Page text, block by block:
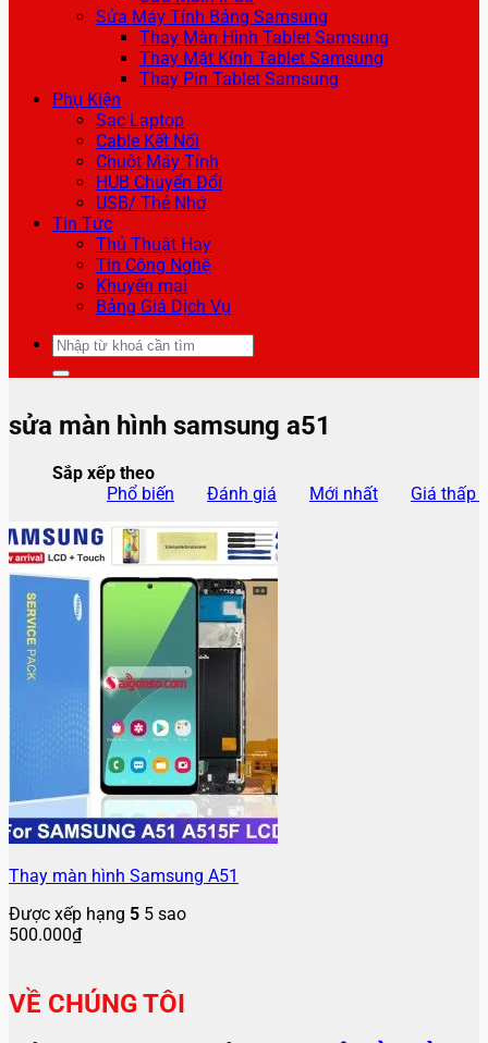
Sửa Máy Tính Bảng Samsung
Thay Màn Hình Tablet Samsung
Thay Mặt Kính Tablet Samsung
Thay Pin Tablet Samsung
Phụ Kiện
Sạc Laptop
Cable Kết Nối
Chuột Máy Tính
HUB Chuyển Đổi
USB/ Thẻ Nhớ
Tin Tức
Thủ Thuật Hay
Tin Công Nghệ
Khuyến mại
Bảng Giá Dịch Vụ
Tìm
kiếm:
sửa màn hình samsung a51
Sắp xếp theo
Phổ biến
Đánh giá Mới nhất Giá thấp
Thay màn hình Samsung A51
Được xếp hạng 5 5 sao
500.000₫
VỀ CHÚNG TÔI